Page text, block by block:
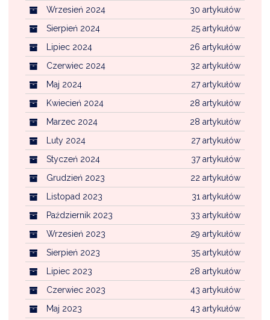
30 artykułów
Wrzesień 2024
25 artykułów
Sierpień 2024
26 artykułów
Lipiec 2024
32 artykułów
Czerwiec 2024
27 artykułów
Maj 2024
28 artykułów
Kwiecień 2024
28 artykułów
Marzec 2024
27 artykułów
Luty 2024
37 artykułów
Styczeń 2024
22 artykułów
Grudzień 2023
31 artykułów
Listopad 2023
33 artykułów
Październik 2023
29 artykułów
Wrzesień 2023
35 artykułów
Sierpień 2023
28 artykułów
Lipiec 2023
43 artykułów
Czerwiec 2023
43 artykułów
Maj 2023